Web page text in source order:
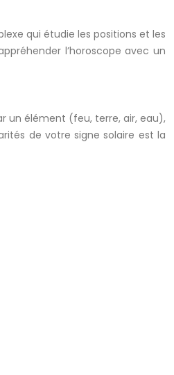
qui étudie les positions et les
l’horoscope avec un
un élément (feu, terre, air, eau),
de votre signe solaire est la